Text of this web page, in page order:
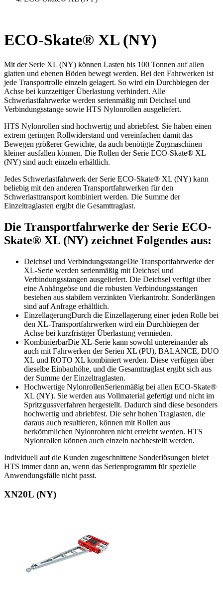
ECO-Skate® XL (NY)
Mit der Serie XL (NY) können Lasten bis 100 Tonnen auf allen
glatten und ebenen Böden bewegt werden. Bei den Fahrwerken ist
jede Transportrolle einzeln gelagert. So wird ein Durchbiegen der
Achse bei kurzzeitiger Überlastung verhindert. Alle
Schwerlastfahrwerke werden serienmäßig mit Deichsel und
Verbindungsstange sowie HTS Nylonrollen ausgeliefert.
HTS Nylonrollen sind hochwertig und abriebfest. Sie haben einen
extrem geringen Rollwiderstand und vereinfachen damit das
Bewegen größerer Gewichte, da auch benötigte Zugmaschinen
kleiner ausfallen können. Die Rollen der Serie ECO-Skate® XL
(NY) sind auch einzeln erhältlich.
Jedes Schwerlastfahrwerk der Serie ECO-Skate® XL (NY) kann
beliebig mit den anderen Transportfahrwerken für den
Schwerlasttransport kombiniert werden. Die Summe der
Einzeltraglasten ergibt die Gesamttraglast.
Die Transportfahrwerke der Serie ECO-
Skate® XL (NY) zeichnet Folgendes aus:
Deichsel und VerbindungsstangeDie Transportfahrwerke der
XL-Serie werden serienmäßig mit Deichsel und
Verbindungsstangen ausgeliefert. Die Deichsel verfügt über
eine Anhängeöse und die robusten Verbindungsstangen
bestehen aus stabilem verzinkten Vierkantrohr. Sonderlängen
sind auf Anfrage erhältlich.
EinzellagerungDurch die Einzellagerung einer jeden Rolle bei
den XL-Transportfahrwerken wird ein Durchbiegen der
Achse bei kurzfristiger Überlastung vermieden.
KombinierbarDie XL-Serie kann sowohl untereinander als
auch mit Fahrwerken der Serien XL (PU), BALANCE, DUO
XL und ROTO XL kombiniert werden. Diese verfügen über
dieselbe Einbauhöhe, und die Gesamttraglast ergibt sich aus
der Summe der Einzeltraglasten.
Hochwertige NylonrollenSerienmäßig bei allen ECO-Skate®
XL (NY). Sie werden aus Vollmaterial gefertigt und nicht im
Spritzgussverfahren hergestellt. Dadurch sind diese besonders
hochwertig und abriebfest. Die sehr hohen Traglasten, die
daraus auch resultieren, können mit Rollen aus
herkömmlichen Nylonrohren nicht erreicht werden. HTS
Nylonrollen können auch einzeln nachbestellt werden.
Individuell auf die Kunden zugeschnittene Sonderlösungen bietet
HTS immer dann an, wenn das Serienprogramm für spezielle
Anwendungsfälle nicht passt.
XN20L (NY)